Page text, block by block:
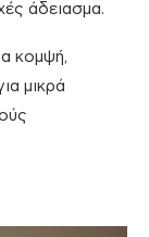
άδειασμα.
κομψή,
μικρά